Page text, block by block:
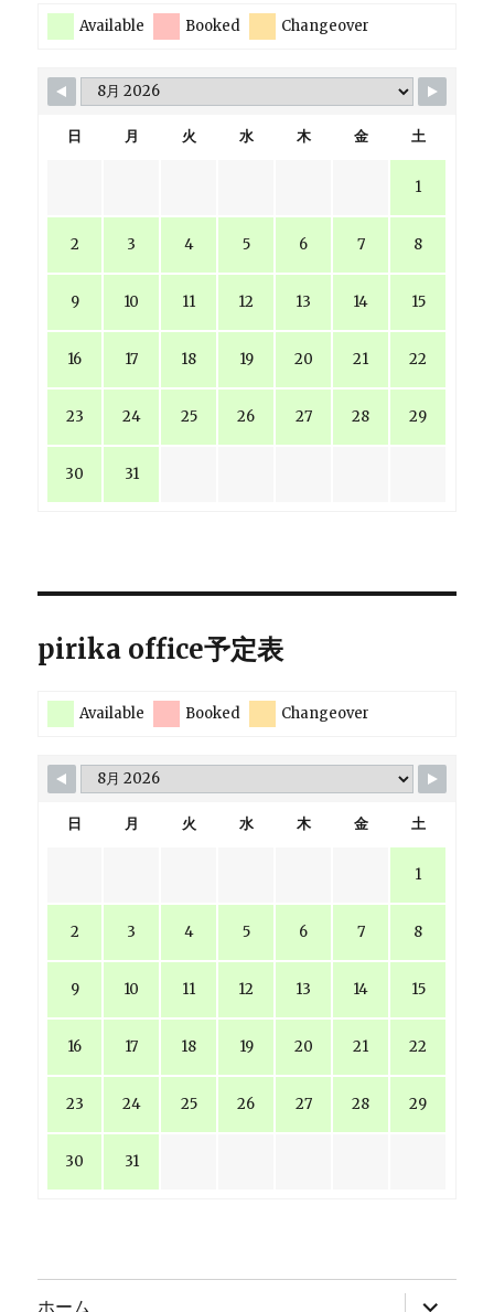
Available Booked Changeover
日 月 火 水 木 金 土
1
2 3 4 5 6 7 8
9 10 11 12 13 14 15
16 17 18 19 20 21 22
23 24 25 26 27 28 29
30 31
pirika office予定表
Available Booked Changeover
日 月 火 水 木 金 土
1
2 3 4 5 6 7 8
9 10 11 12 13 14 15
16 17 18 19 20 21 22
23 24 25 26 27 28 29
30 31
ホーム